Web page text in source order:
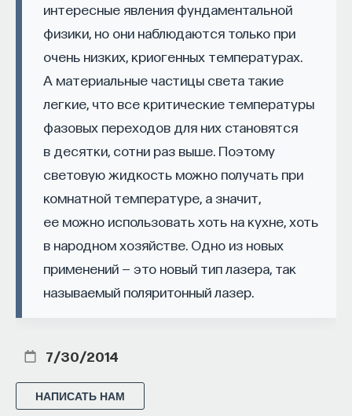
интересные явления фундаментальной
физики, но они наблюдаются только при
очень низких, криогенных температурах.
А материальные частицы света такие
легкие, что все критические температуры
фазовых переходов для них становятся
в десятки, сотни раз выше. Поэтому
световую жидкость можно получать при
комнатной температуре, а значит,
ее можно использовать хоть на кухне, хоть
в народном хозяйстве. Одно из новых
применений — это новый тип лазера, так
называемый поляритонный лазер.
7/30/2014
НАПИСАТЬ НАМ
(ей было тогда только 15 лет!) написала о только
что вышедшей на французском языке «Эврике»:
«Было бы ошибочно думать, что Эдгар По,
создавая «Эврику», ставил своей целью только
написать поэму; он был абсолютно убежден, что
открыл великий секрет Вселенной,
и он использовал всю мощь своего таланта для
развития своей идеи».
Рассмотрим нарисованную в «Эврике» картину
Вселенной (все последующие цитаты взяты
из перевода К. Бальмонта). Согласно По,
пространство бесконечно, а «звездная
Вселенная» или «Вселенная звезд», то есть
и в пространстве. В этой бесконечной
не единственна — «существует некая